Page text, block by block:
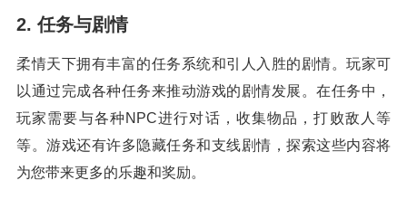
2. 任务与剧情
柔情天下拥有丰富的任务系统和引人入胜的剧情。玩家可
以通过完成各种任务来推动游戏的剧情发展。在任务中，
玩家需要与各种NPC进行对话，收集物品，打败敌人等
等。游戏还有许多隐藏任务和支线剧情，探索这些内容将
为您带来更多的乐趣和奖励。